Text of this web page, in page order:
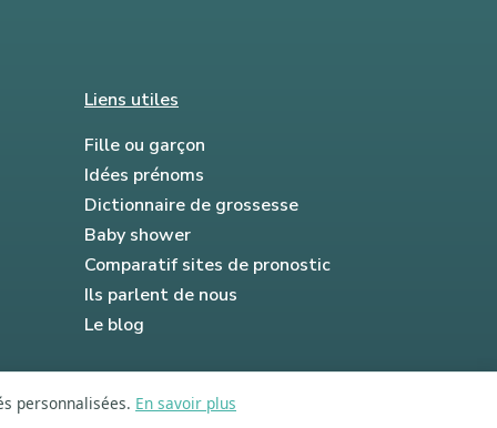
Liens utiles
Fille ou garçon
Idées prénoms
Dictionnaire de grossesse
Baby shower
Comparatif sites de pronostic
Ils parlent de nous
Le blog
personnalisées. En savoir plus